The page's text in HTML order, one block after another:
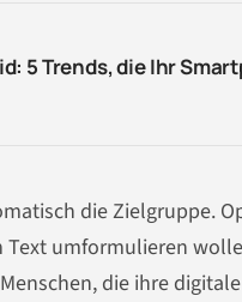
5 Trends, die Ihr
die Zielgruppe.
umformulieren
die ihre